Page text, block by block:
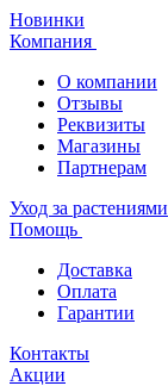
Новинки
Компания
О компании
Отзывы
Реквизиты
Магазины
Партнерам
Уход за растениями
Помощь
Доставка
Оплата
Гарантии
Контакты
Акции